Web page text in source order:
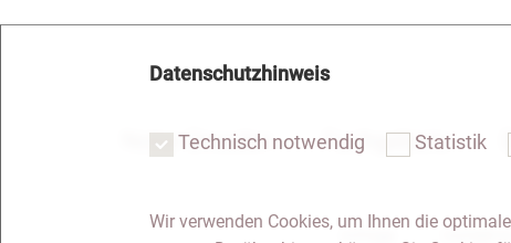
Notar Dresden Fachgebiete
Kontakt
Datenschutzhinweis
Technisch notwendig Statistik
Wir verwenden Cookies, um Ihnen die